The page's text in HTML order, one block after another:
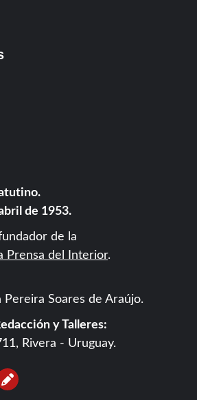
de 1953.
de la
Prensa del Interior.
Pereira Soares de Araújo.
y Talleres:
Rivera - Uruguay.
Contáctanos